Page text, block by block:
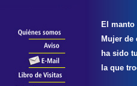
El manto
Mujer de
ha sido
la que